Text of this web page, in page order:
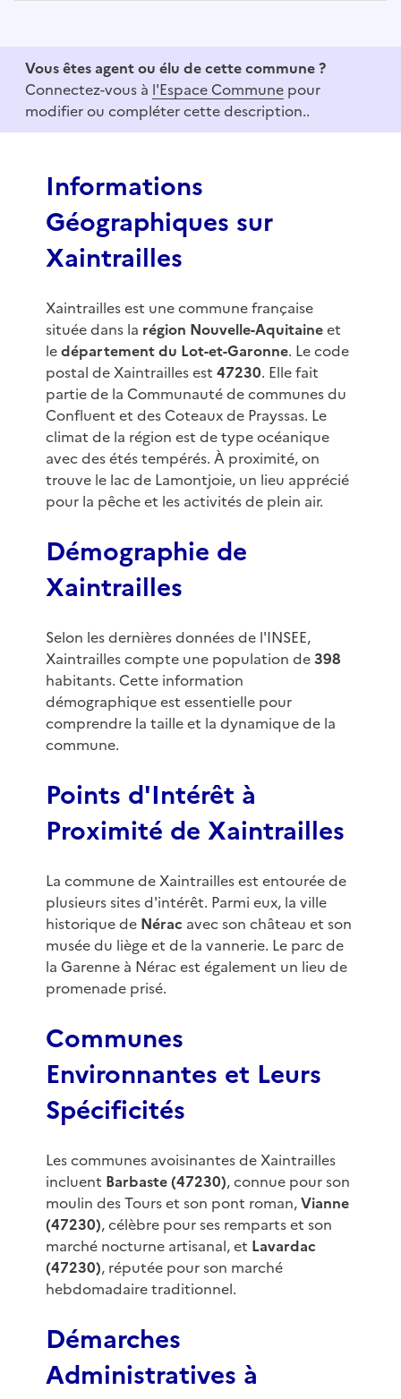
f
Vous êtes agent ou élu de cette commune ?
Connectez-vous à l'Espace Commune pour
modifier ou compléter cette description..
Informations
Géographiques sur
Xaintrailles
Xaintrailles est une commune française
située dans la région Nouvelle-Aquitaineet
ledépartement du Lot-et-Garonne. Le code
postal de Xaintrailles est 47230. Elle fait
partie de la Communauté de communes du
Confluent et des Coteaux de Prayssas. Le
climat de la région est de type océanique
avec des étés tempérés. À proximité, on
trouve le lac de Lamontjoie, un lieu apprécié
pour la pêche et les activités de plein air.
Démographie de
Xaintrailles
Selon les dernières données de l'INSEE,
Xaintrailles compte une population de398
habitants. Cette information
démographique est essentielle pour
comprendre la taille et la dynamique de la
commune.
Points d'Intérêt à
Proximité de Xaintrailles
La commune de Xaintrailles est entourée de
plusieurs sites d'intérêt. Parmi eux, la ville
historique de Néracavec son château et son
musée du liège et de la vannerie. Le parc de
la Garenne à Nérac est également un lieu de
promenade prisé.
Communes
Environnantes et Leurs
Spécificités
Les communes avoisinantes de Xaintrailles
incluent Barbaste (47230), connue pour son
moulin des Tours et son pont roman,Vianne
(47230), célèbre pour ses remparts et son
marché nocturne artisanal, et Lavardac
(47230), réputée pour son marché
hebdomadaire traditionnel.
Démarches
Administratives à